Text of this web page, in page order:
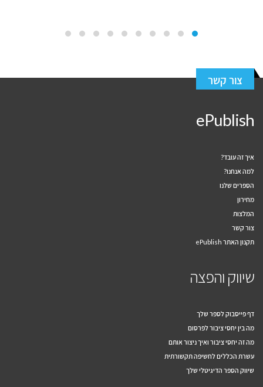
צור קשר
ePublish
איך זה עובד?
למה אנחנו?
הספרים שלנו
מחירון
המלצות
צור קשר
תקנון האתר ePublish
שיווק והפצה
דף פייסבוק לספר שלך
מה בין יחסי ציבור לפרסום
מה זה יחסי ציבור ואיך ניצור אותם
עשרת הכללים לחשיפה תקשורתית
שיווק הספר הדיגיטלי שלך